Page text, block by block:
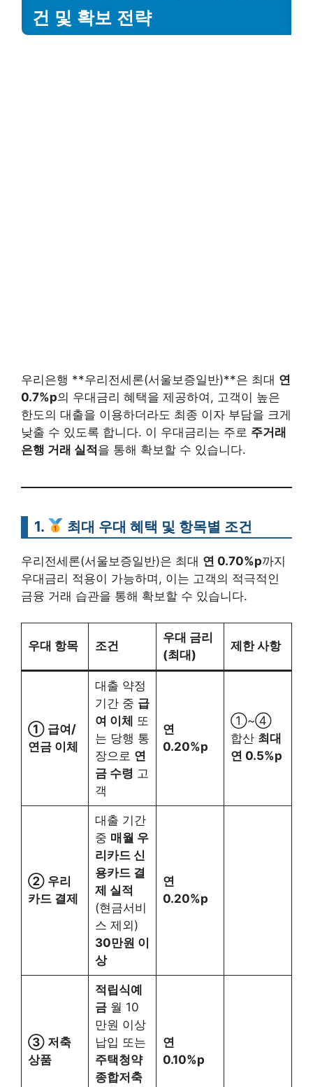
건 및 확보 전략
우리은행 **우리전세론(서울보증일반)**은 최대 연
0.7%p의 우대금리 혜택을 제공하여, 고객이 높은
한도의 대출을 이용하더라도 최종 이자 부담을 크게
낮출 수 있도록 합니다. 이 우대금리는 주로 주거래
은행 거래 실적을 통해 확보할 수 있습니다.
1. 최대 우대 혜택 및 항목별 조건
우리전세론(서울보증일반)은 최대 연 0.70%p까지
우대금리 적용이 가능하며, 이는 고객의 적극적인
금융 거래 습관을 통해 확보할 수 있습니다.
우대 항목 조건
우대 금리
(최대)
제한 사항
① 급여/
연금 이체
대출 약정
기간 중 급
여 이체 또
는 당행 통
장으로 연
금 수령 고
객
연
0.20%p
①~④
합산 최대
연 0.5%p
② 우리
카드 결제
대출 기간
중 매월 우
리카드 신
용카드 결
제 실적
(현금서비
스 제외)
30만원 이
상
연
0.20%p
③ 저축
상품
적립식예
금월 10
만원 이상
납입 또는
주택청약
종합저축
연
0.10%p